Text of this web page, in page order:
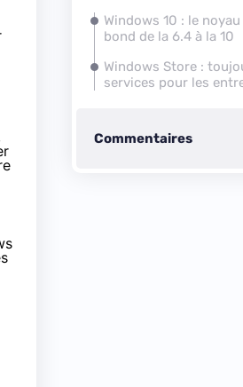
Windows 10 : le
bond de la 6.4 à la 10
Windows Store :
services pour les
Commentaires